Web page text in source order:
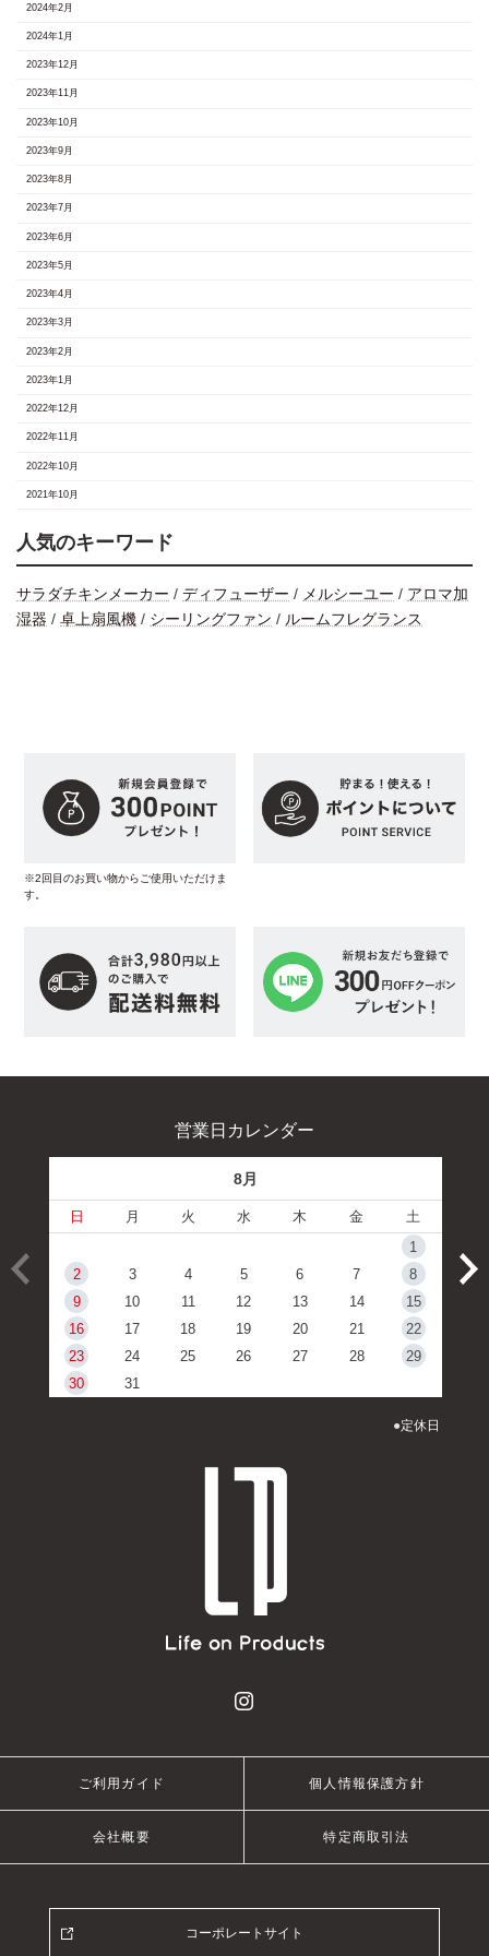
2024年2月
2024年1月
2023年12月
2023年11月
2023年10月
2023年9月
2023年8月
2023年7月
2023年6月
2023年5月
2023年4月
2023年3月
2023年2月
2023年1月
2022年12月
2022年11月
2022年10月
2021年10月
人気のキーワード
サラダチキンメーカー / ディフューザー / メルシーユー / アロマ加
湿器 / 卓上扇風機 / シーリングファン / ルームフレグランス
※2回目のお買い物からご使用いただけま
す。
営業日カレンダー
8月
日 月 火 水 木 金
土
1
2
3 4 5 6 7
8
9
10 11 12 13 14
15
16
17 18 19 20 21
22
23
24 25 26 27 28
29
30
31
●定休日
ご利用ガイド 個人情報保護方針
会社概要 特定商取引法
コーポレートサイト